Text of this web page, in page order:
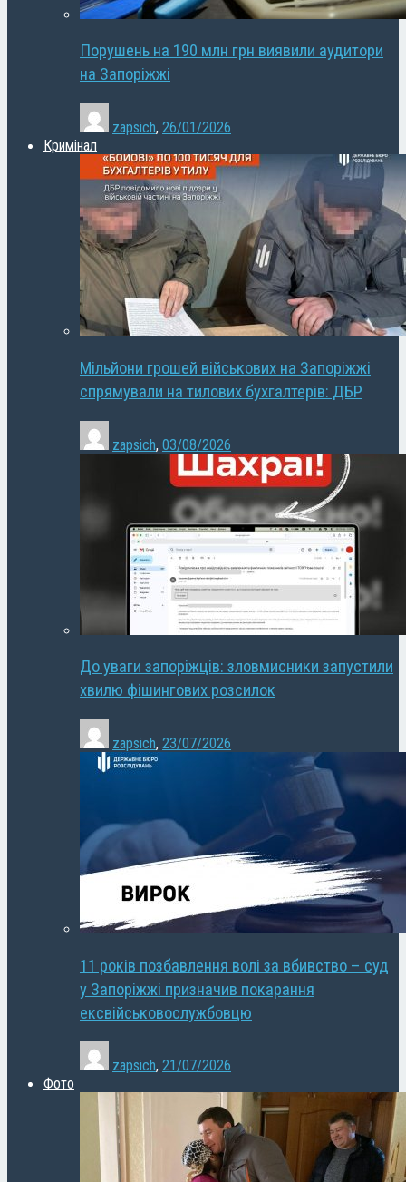
Порушень на 190 млн грн виявили аудитори
на Запоріжжі
zapsich, 26/01/2026
Кримінал
Мільйони грошей військових на Запоріжжі
спрямували на тилових бухгалтерів: ДБР
zapsich, 03/08/2026
До уваги запоріжців: зловмисники запустили
хвилю фішингових розсилок
zapsich, 23/07/2026
11 років позбавлення волі за вбивство – суд
у Запоріжжі призначив покарання
ексвійськовослужбовцю
zapsich, 21/07/2026
Фото